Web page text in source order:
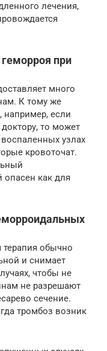
лечения,
при
много
К тому же
например, если
то может
воспаленных узлах
кровоточат.
опасен как для
обычно
и снимает
чтобы не
не разрешают
сечение.
тромбоз возник